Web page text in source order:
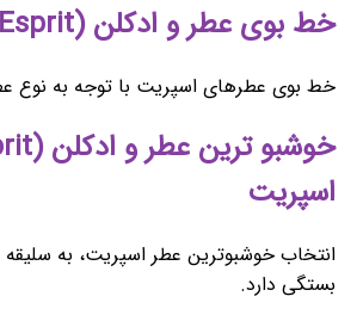
خط بوی عطر و ادکلن (Esprit) اسپریت
خط بوی عطرهای اسپریت با توجه به نوع
اسپریت
انتخاب خوشبوترین عطر اسپریت، به
بستگی دارد.